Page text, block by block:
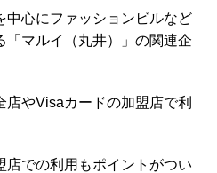
中心にファッションビルなど
「マルイ（丸井）」の関連企
やVisaカードの加盟店で利
店での利用もポイントがつい